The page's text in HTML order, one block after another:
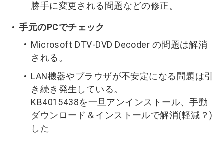
勝手に変更される問題などの修正。
手元のPCでチェック
Microsoft DTV-DVD Decoder の問題は解消
される。
LAN機器やブラウザが不安定になる問題は引
き続き発生している。
KB4015438を一旦アンインストール、手動
ダウンロード＆インストールで解消(軽減？)
した